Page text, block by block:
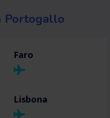
Portogallo
Faro
Lisbona